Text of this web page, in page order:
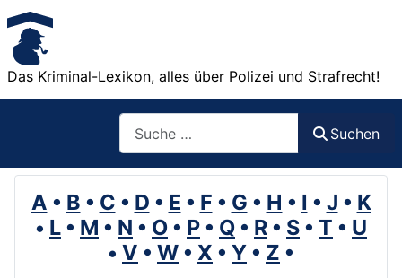
Das Kriminal-Lexikon, alles über Polizei und Strafrecht!
Suchen
A • B • C • D • E • F • G • H • I • J • K
• L • M • N • O • P • Q • R • S • T • U
• V • W • X • Y • Z •